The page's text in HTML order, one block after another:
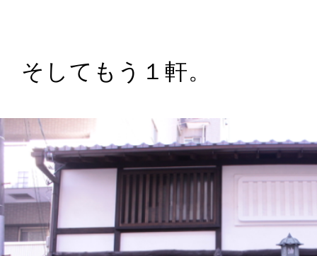
そしてもう１軒。